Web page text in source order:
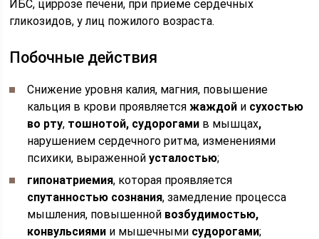
ИБС, циррозе печени, при приеме сердечных
гликозидов, у лиц пожилого возраста.
Побочные действия
Снижение уровня калия, магния, повышение
кальция в крови проявляетсяжаждой и сухостью
во рту, тошнотой, судорогами в мышцах,
нарушением сердечного ритма, изменениями
психики, выраженнойусталостью;
гипонатриемия, которая проявляется
спутанностью сознания, замедление процесса
мышления, повышенной возбудимостью,
конвульсиями и мышечными судорогами;